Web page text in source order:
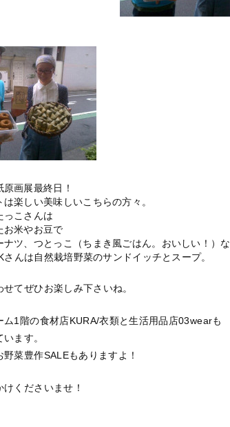
画展最終日！
楽しい美味しいこちらの方々。
っこさんは
お米やお豆で
ナツ、つとっこ（ちまき風ごはん。おいしい！）な
さんは自然栽培野菜のサンドイッチとスープ。
せてぜひお楽しみ下さいね。
ム1階の食材店KURA/衣類と生活用品店03wearも
ます。
野菜豊作SALEもありますよ！
けくださいませ！